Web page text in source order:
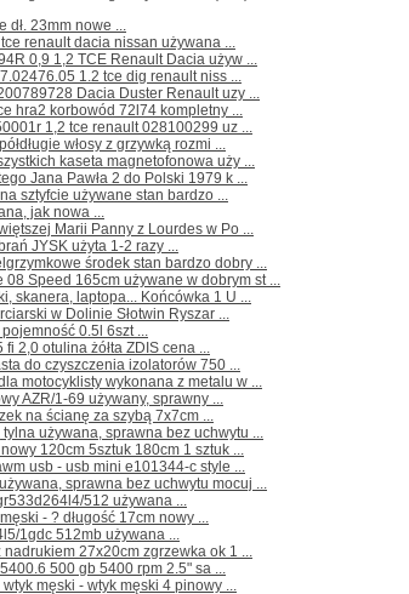
dł. 23mm nowe ...
renault dacia nissan używana ...
0,9 1,2 TCE Renault Dacia używ ...
1.2 tce dig renault niss ...
Dacia Duster Renault uzy ...
hra2 korbowód 72l74 kompletny ...
1,2 tce renault 028100299 uz ...
włosy z grzywką rozmi ...
kaseta magnetofonowa uży ...
Jana Pawła 2 do Polski 1979 k ...
sztyfcie używane stan bardzo ...
jak nowa ...
Marii Panny z Lourdes w Po ...
JYSK użyta 1-2 razy ...
środek stan bardzo dobry ...
08 Speed 165cm używane w dobrym st ...
skanera, laptopa... Końcówka 1 U ...
w Dolinie Słotwin Ryszar ...
0.5l 6szt ...
2,0 otulina żółta ZDIS cena ...
do czyszczenia izolatorów 750 ...
motocyklisty wykonana z metalu w ...
AZR/1-69 używany, sprawny ...
na ścianę za szybą 7x7cm ...
używana, sprawna bez uchwytu ...
120cm 5sztuk 180cm 1 sztuk ...
usb - usb mini e101344-c style ...
sprawna bez uchwytu mocuj ...
512 używana ...
- ? długość 17cm nowy ...
1gdc 512mb używana ...
27x20cm zgrzewka ok 1 ...
500 gb 5400 rpm 2.5" sa ...
męski - wtyk męski 4 pinowy ...